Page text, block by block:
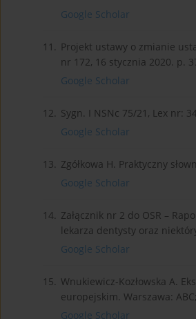
Google Scholar
11. Projekt ustawy o zmianie
nr 172, 16 stycznia 2020. p.
Google Scholar
12. Sygn. I NSNc 75/21, Lex nr:
Google Scholar
13. Zgółkowa H. Praktyczny
Google Scholar
14. Załącznik nr 2 do OSR –
lekarza dentysty oraz
Google Scholar
15. Wnukiewicz-Kozłowska A.
europejskim. Warszawa:
Google Scholar